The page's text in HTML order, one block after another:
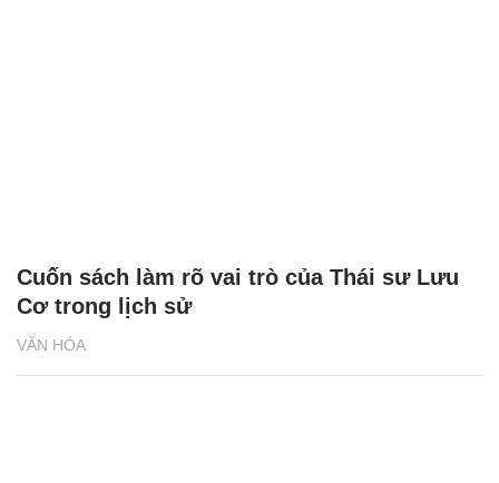
VĂN HÓA
Cuốn sách làm rõ vai trò của Thái sư Lưu
Cơ trong lịch sử